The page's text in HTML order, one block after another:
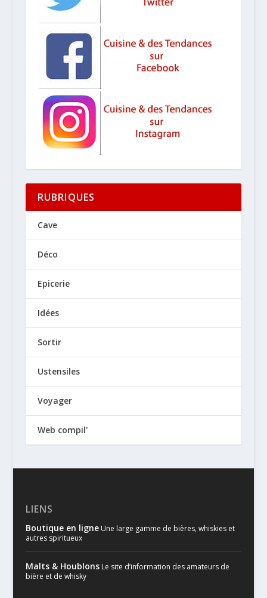
RUBRIQUES
Cave
Déco
Epicerie
Idées
Sortir
Ustensiles
Voyager
Web compil'
LIENS
Boutique en ligneUne large gamme de bières, whiskies et
autres spiritueux
Malts & HoublonsLe site d’information des amateurs de
bière et de whisky